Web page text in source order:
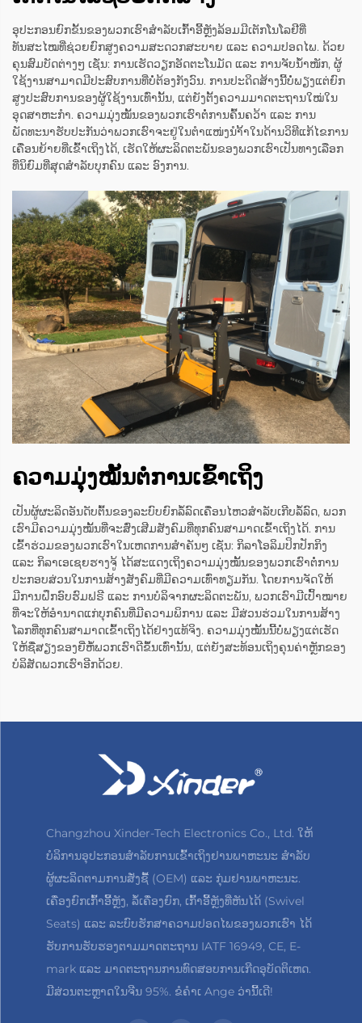
ອຸປະກອນຍົກຂັ້ນຂອງພວກເຮົາສຳລັບເກົ້າອີ້ຫຼັງລ້ອມມີເຕັກໂນໂລຢີທີ່
ທັນສະໄໝທີ່ຊ່ວຍຍົກສູງຄວາມສະດວກສະບາຍ ແລະ ຄວາມປອດໄພ. ດ້ວຍ
ຄຸນສົມບັດຕ່າງໆ ເຊັ່ນ: ການເຮັດວຽກອັດຕະໂນມັດ ແລະ ການຈັບນ້ຳໜັກ, ຜູ້
ໃຊ້ງານສາມາດມີປະສົບການທີ່ບໍ່ຕ້ອງກັງວົນ. ການປະດິດສ້າງນີ້ບໍ່ພຽງແຕ່ຍົກ
ສູງປະສົບການຂອງຜູ້ໃຊ້ງານເທົ່ານັ້ນ, ແຕ່ຍັງຕັ້ງຄວາມມາດຕະຖານໃໝ່ໃນ
ອຸດສາຫະກຳ. ຄວາມມຸ່ງໝັ້ນຂອງພວກເຮົາຕໍ່ການຄົ້ນຄວ້າ ແລະ ການ
ພັດທະນາຮັບປະກັນວ່າພວກເຮົາຈະຢູ່ໃນຕຳແໜ່ງນຳ້້າໃນດ້ານວິທີແກ້ໄຂການ
ເຄື່ອນຍ້າຍທີ່ເຂົ້າເຖິງໄດ້, ເຮັດໃຫ້ຜະລິດຕະພັນຂອງພວກເຮົາເປັນທາງເລືອກ
ທີ່ນິຍົມທີ່ສຸດສຳລັບບຸກຄົນ ແລະ ອົງການ.
ຄວາມມຸ່ງໝັ້ນຕໍ່ການເຂົ້າເຖິງ
ເປັນຜູ້ຜະລິດອັນດັບຕົ້ນຂອງລະບົບຍົກລໍ້ລົດເຄື່ອນໄຫວສຳລັບເກີບລໍ້ລົດ, ພວກ
ເຮົາມີຄວາມມຸ່ງໝັ້ນທີ່ຈະສົ່ງເສີມສັງຄົມທີ່ທຸກຄົນສາມາດເຂົ້າເຖິງໄດ້. ການ
ເຂົ້າຮ່ວມຂອງພວກເຮົາໃນເຫດການສຳຄັນໆ ເຊັ່ນ: ກິລາໂອລິມປິກປັກກິງ
ແລະ ກິລາເອເຊຍຮາງຈູ້ ໄດ້ສະແດງເຖິງຄວາມມຸ່ງໝັ້ນຂອງພວກເຮົາຕໍ່ການ
ປະກອບສ່ວນໃນການສ້າງສັງຄົມທີ່ມີຄວາມເທົ່າທຽມກັນ. ໂດຍການຈັດໃຫ້
ມີການຝຶກອົບຮົມຟຣີ ແລະ ການບໍລິຈາກຜະລິດຕະພັນ, ພວກເຮົາມີເປົ້າໝາຍ
ທີ່ຈະໃຫ້ອຳນາດແກ່ບຸກຄົນທີ່ມີຄວາມພິການ ແລະ ມີສ່ວນຮ່ວມໃນການສ້າງ
ໂລກທີ່ທຸກຄົນສາມາດເຂົ້າເຖິງໄດ້ຢ່າງແທ້ຈິງ. ຄວາມມຸ່ງໝັ້ນນີ້ບໍ່ພຽງແຕ່ເຮັດ
ໃຫ້ຊື່ສຽງຂອງຍີ່ຫໍ້ພວກເຮົາດີຂຶ້ນເທົ່ານັ້ນ, ແຕ່ຍັງສະທ້ອນເຖິງຄຸນຄ່າຫຼັກຂອງ
ບໍລິສັດພວກເຮົາອີກດ້ວຍ.
Changzhou Xinder-Tech Electronics Co., Ltd. ໃຫ້
ບໍລິການອຸປະກອນສຳລັບການເຂົ້າເຖິງຢານພາຫະນະ ສຳລັບ
ຜູ້ຜະລິດຕາມການສັ່ງຊື້ (OEM) ແລະ ກຸ່ມຢານພາຫະນະ.
ເຄື່ອງຍົກເກົ້າອີ້ຫຼັງ, ລໍ້ເຄື່ອງຍົກ, ເກົ້າອີ້ຫຼັງທີ່ຫັນໄດ້ (Swivel
Seats) ແລະ ລະບົບຮັກສາຄວາມປອດໄພຂອງພວກເຮົາ ໄດ້
ຮັບການຮັບຮອງຕາມມາດຕະຖານ IATF 16949, CE, E-
mark ແລະ ມາດຕະຖານການທົດສອບການເກີດອຸບັດຕິເຫດ.
ມີສ່ວນຕະຫຼາດໃນຈີນ 95%. ຂໍຄຳເ Ange ວ່ານີ້ເດີ!